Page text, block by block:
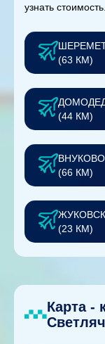
узнать стоимость.
(63 КМ)
(44 КМ)
(66 КМ)
(23 КМ)
Карта -